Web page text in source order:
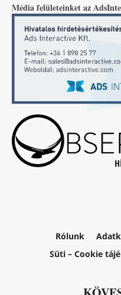
Média felületeinket az
Rólunk
Süti – Cookie